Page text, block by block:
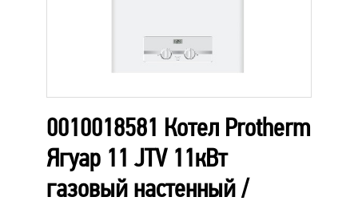
0010018581 Котел Protherm
Ягуар 11 JТV 11кВт
газовый настенный /